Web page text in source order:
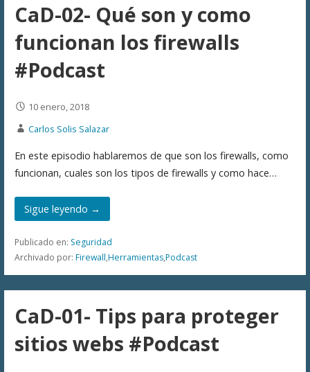
CaD-02- Qué son y como
funcionan los firewalls
#Podcast
10 enero, 2018
Carlos Solis Salazar
En este episodio hablaremos de que son los firewalls, como
funcionan, cuales son los tipos de firewalls y como hace…
Sigue leyendo →
Publicado en: Seguridad
Archivado por: Firewall,Herramientas,Podcast
CaD-01- Tips para proteger
sitios webs #Podcast